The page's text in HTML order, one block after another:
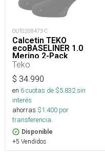
OUT0208473-C
Calcetin TEKO
ecoBASELINER 1.0
Merino 2-Pack
Teko
$ 34.990
en 6cuotas de $5.832sin
interés
ahorras $1.400 por
transferencia.
Disponible
+5 Vendidos